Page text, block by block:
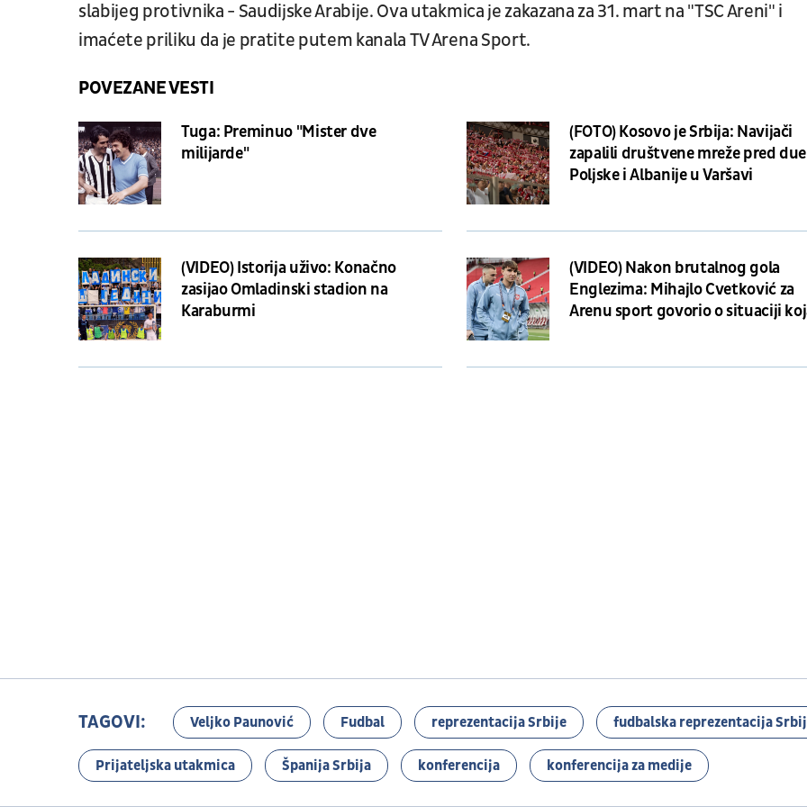
slabijeg protivnika - Saudijske Arabije. Ova utakmica je zakazana za 31. mart na "TSC Areni" i
imaćete priliku da je pratite putem kanala TV Arena Sport.
POVEZANE VESTI
Tuga: Preminuo "Mister dve
milijarde"
(FOTO) Kosovo je Srbija: Navijači
zapalili društvene mreže pred
Poljske i Albanije u Varšavi
(VIDEO) Istorija uživo: Konačno
zasijao Omladinski stadion na
Karaburmi
(VIDEO) Nakon brutalnog gola
Englezima: Mihajlo Cvetković za
Arenu sport govorio o situaciji
TAGOVI: Veljko Paunović Fudbal reprezentacija Srbije fudbalska reprezentacija
Prijateljska utakmica Španija Srbija konferencija konferencija za medije